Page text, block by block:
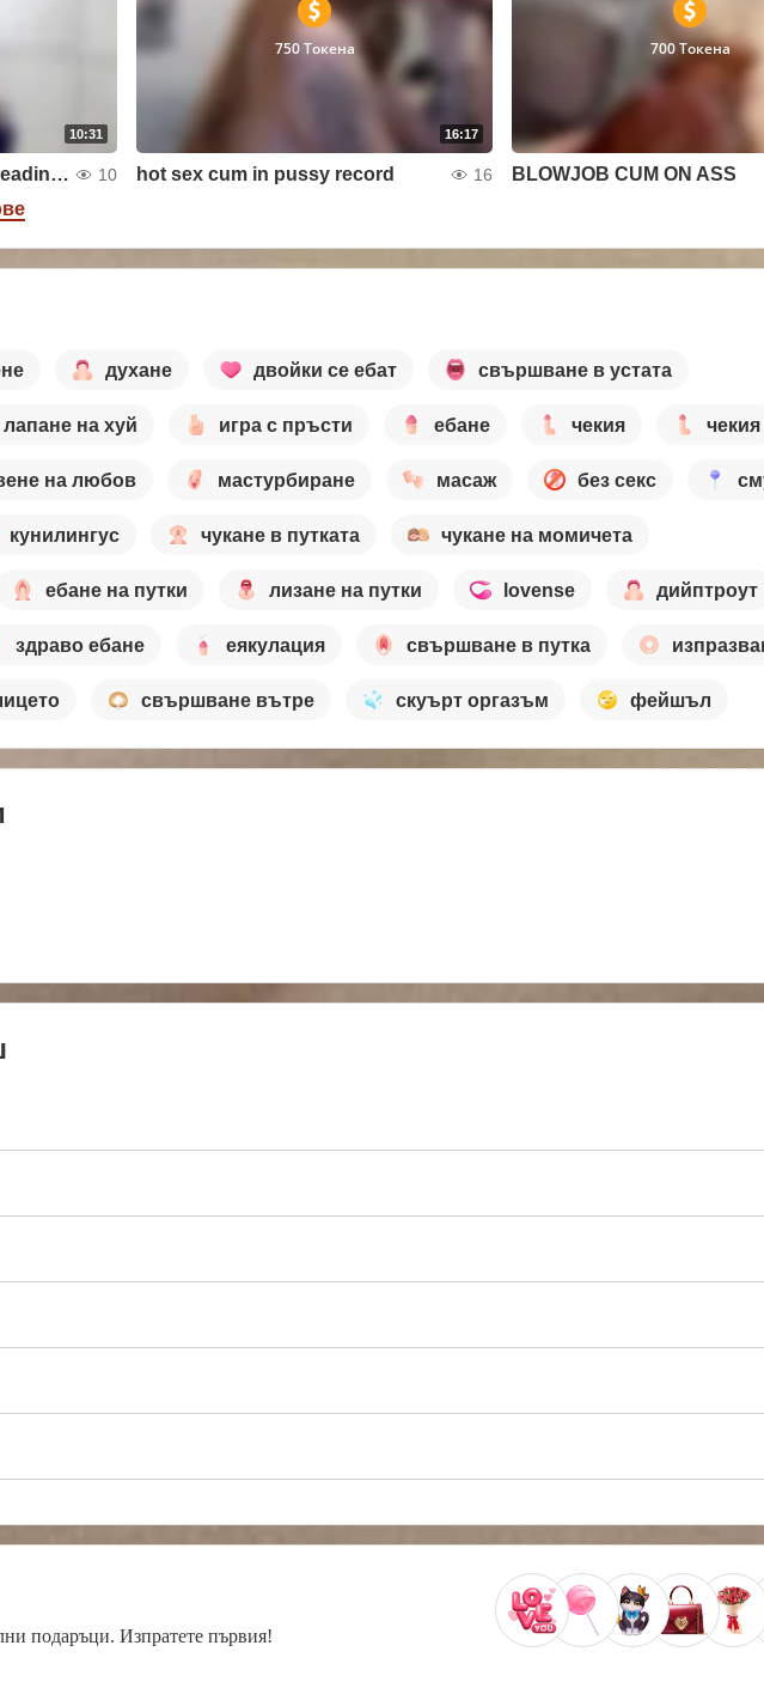
10:31
fucked her while she was reading a book 10
16:17
750 Токена
hot sex cum in pussy record 16
700 Токена
BLOWJOB CUM ON ASS
духане двойки се ебат свършване в устата
лапане на хуй игра с пръсти ебане чекия чекия
на любов мастурбиране масаж без секс
кунилингус чукане в путката чукане на момичета
ебане на путки лизане на путки lovense дийптроут
здраво ебане еякулация свършване в путка
свършване вътре скуърт оргазъм фейшъл
подаръци. Изпратете първия!